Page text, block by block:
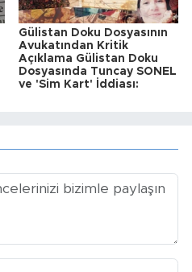
Gülistan Doku Dosyasının
Avukatından Kritik
Açıklama Gülistan Doku
Dosyasında Tuncay SONEL
ve 'Sim Kart' İddiası: